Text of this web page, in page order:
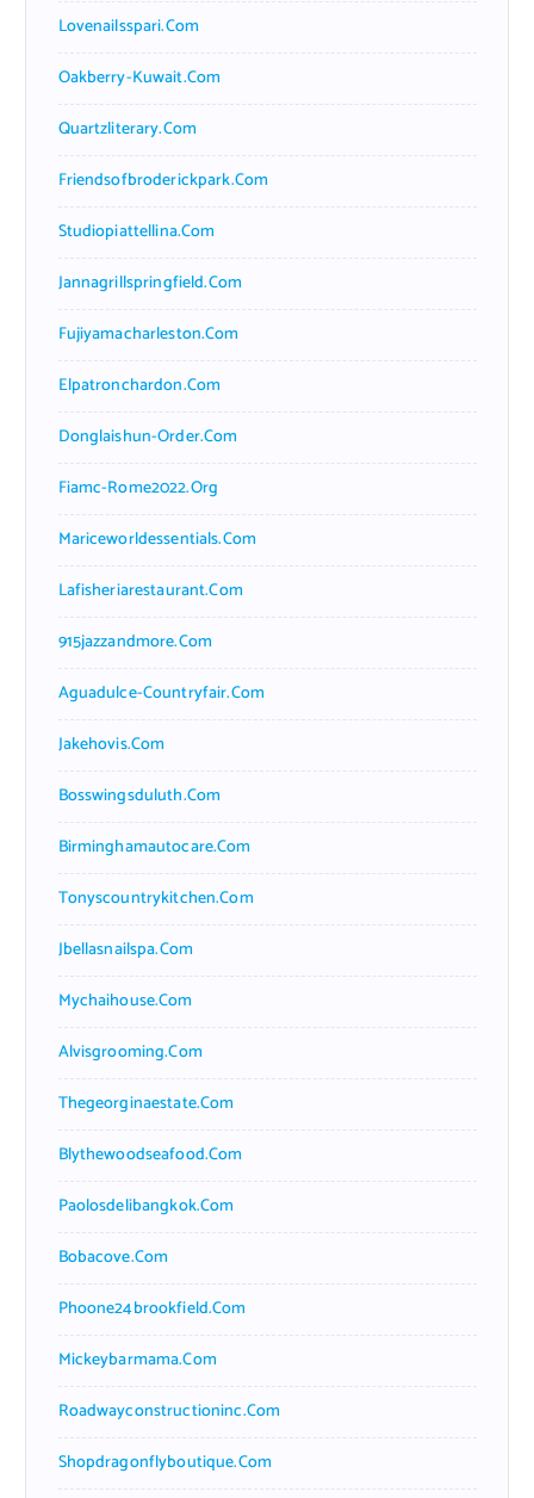
Lovenailsspari.com
Oakberry-Kuwait.com
Quartzliterary.com
Friendsofbroderickpark.com
Studiopiattellina.com
Jannagrillspringfield.com
Fujiyamacharleston.com
Elpatronchardon.com
Donglaishun-Order.com
Fiamc-Rome2022.org
Mariceworldessentials.com
Lafisheriarestaurant.com
915jazzandmore.com
Aguadulce-Countryfair.com
Jakehovis.com
Bosswingsduluth.com
Birminghamautocare.com
Tonyscountrykitchen.com
Jbellasnailspa.com
Mychaihouse.com
Alvisgrooming.com
Thegeorginaestate.com
Blythewoodseafood.com
Paolosdelibangkok.com
Bobacove.com
Phoone24brookfield.com
Mickeybarmama.com
Roadwayconstructioninc.com
Shopdragonflyboutique.com